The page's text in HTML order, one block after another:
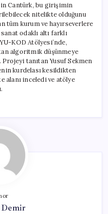
Cantürk, bu girişimin
nitelikte olduğunu
tüm kurum ve hayırseverlere
odaklı altı farklı
KOD Atölyesi’nde,
algoritmik düşünmeye
tanıtan Yusuf Sekmen
kurdelası kesildikten
inceledi ve atölye